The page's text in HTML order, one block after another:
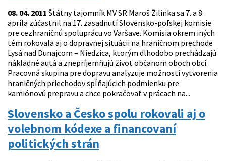
08. 04. 2011 Štátny tajomník MV SR Maroš Žilinka sa 7. a 8.
apríla zúčastnil na 17. zasadnutí Slovensko-poľskej komisie
pre cezhraničnú spoluprácu vo Varšave. Komisia okrem iných
tém rokovala aj o dopravnej situácii na hraničnom prechode
Lysá nad Dunajcom – Niedzica, ktorým dlhodobo prechádzajú
nákladné autá a znepríjemňujú život občanom oboch obcí.
Pracovná skupina pre dopravu analyzuje možnosti vytvorenia
hraničných priechodov spĺňajúcich podmienku pre
kamiónovú prepravu a chce pokračovať v prácach na...
Slovensko a Česko spolu rokovali aj o
volebnom kódexe a financovaní
politických strán